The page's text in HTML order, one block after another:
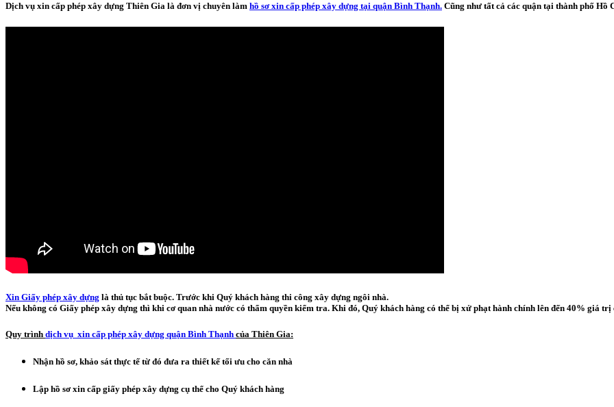
Dịch vụ xin cấp phép xây dựng Thiên Gia là đơn vị chuyên làm hồ sơ xin cấp phép xây dựng tại quận Bình Thạnh. Cũng như tất cả các quận tại thành phố Hồ
Xin Giấy phép xây dựng là thủ tục bắt buộc. Trước khi Quý khách hàng thi công xây dựng ngôi nhà.
Nếu không có Giấy phép xây dựng thì khi cơ quan nhà nước có thẩm quyền kiểm tra. Khi đó, Quý khách hàng có thể bị xử phạt hành chính lên đến 40% giá
Quy trình dịch vụ xin cấp phép xây dựng quận Bình Thạnh của Thiên Gia:
Nhận hồ sơ, khảo sát thực tế từ đó đưa ra thiết kế tối ưu cho căn nhà
Lập hồ sơ xin cấp giấy phép xây dựng cụ thể cho Quý khách hàng